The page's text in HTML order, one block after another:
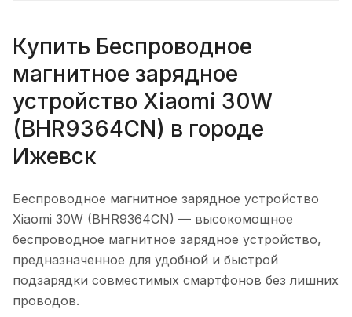
Купить Беспроводное
магнитное зарядное
устройство Xiaomi 30W
(BHR9364CN) в городе
Ижевск
Беспроводное магнитное зарядное устройство
Xiaomi 30W (BHR9364CN) — высокомощное
беспроводное магнитное зарядное устройство,
предназначенное для удобной и быстрой
подзарядки совместимых смартфонов без лишних
проводов.